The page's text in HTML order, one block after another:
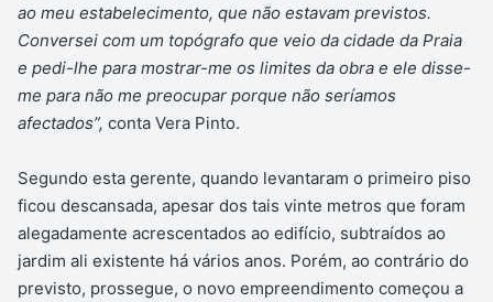
ao meu estabelecimento, que não estavam previstos.
Conversei com um topógrafo que veio da cidade da Praia
e pedi-lhe para mostrar-me os limites da obra e ele disse-
me para não me preocupar porque não seríamos
afectados”, conta Vera Pinto.
Segundo esta gerente, quando levantaram o primeiro piso
ficou descansada, apesar dos tais vinte metros que foram
alegadamente acrescentados ao edifício, subtraídos ao
jardim ali existente há vários anos. Porém, ao contrário do
previsto, prossegue, o novo empreendimento começou a